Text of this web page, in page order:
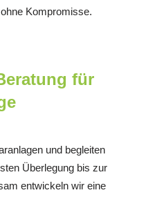
Kompromisse.
für
und begleiten
Überlegung bis zur
entwickeln wir eine